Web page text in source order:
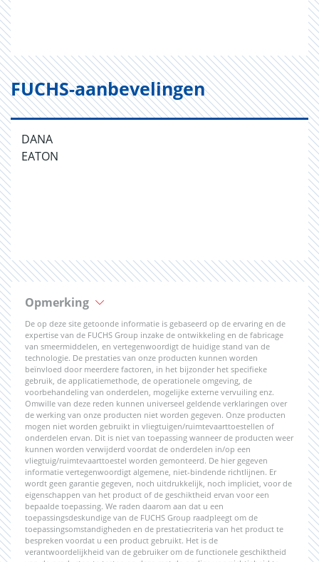
FUCHS-aanbevelingen
DANA
EATON
Opmerking
De op deze site getoonde informatie is gebaseerd op de ervaring en de
expertise van de FUCHS Group inzake de ontwikkeling en de fabricage
van smeermiddelen, en vertegenwoordigt de huidige stand van de
technologie. De prestaties van onze producten kunnen worden
beïnvloed door meerdere factoren, in het bijzonder het specifieke
gebruik, de applicatiemethode, de operationele omgeving, de
voorbehandeling van onderdelen, mogelijke externe vervuiling enz.
Omwille van deze reden kunnen universeel geldende verklaringen over
de werking van onze producten niet worden gegeven. Onze producten
mogen niet worden gebruikt in vliegtuigen/ruimtevaarttoestellen of
onderdelen ervan. Dit is niet van toepassing wanneer de producten weer
kunnen worden verwijderd voordat de onderdelen in/op een
vliegtuig/ruimtevaarttoestel worden gemonteerd. De hier gegeven
informatie vertegenwoordigt algemene, niet-bindende richtlijnen. Er
wordt geen garantie gegeven, noch uitdrukkelijk, noch impliciet, voor de
eigenschappen van het product of de geschiktheid ervan voor een
bepaalde toepassing. We raden daarom aan dat u een
toepassingsdeskundige van de FUCHS Group raadpleegt om de
toepassingsomstandigheden en de prestatiecriteria van het product te
bespreken voordat u een product gebruikt. Het is de
verantwoordelijkheid van de gebruiker om de functionele geschiktheid